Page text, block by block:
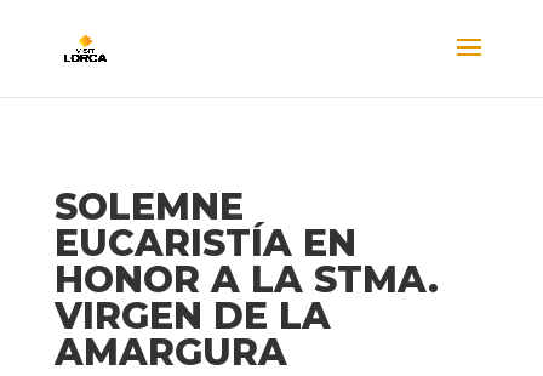
SOLEMNE
EUCARISTÍA EN
HONOR A LA STMA.
VIRGEN DE LA
AMARGURA